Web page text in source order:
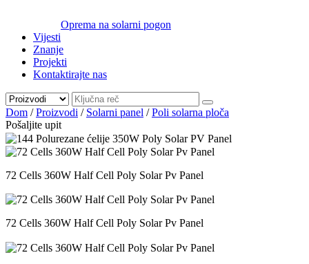
Oprema na solarni pogon
Vijesti
Znanje
Projekti
Kontaktirajte nas
Dom /Proizvodi / Solarni panel /Poli solarna ploča
Pošaljite upit
72 Cells 360W Half Cell Poly Solar Pv Panel
72 Cells 360W Half Cell Poly Solar Pv Panel